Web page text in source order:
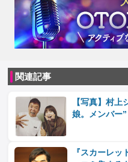
関連記事
【写真】村
娘。メンバー
『スカーレ